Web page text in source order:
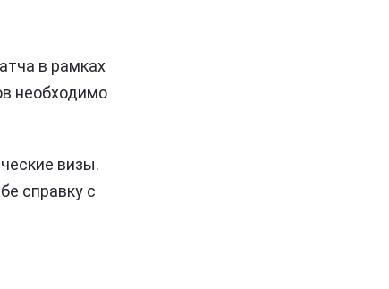
в рамках
необходимо
визы.
справку с